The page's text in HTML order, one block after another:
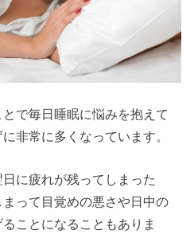
とで毎日睡眠に悩みを抱えて
非常に多くなっています。
に疲れが残ってしまった
って目覚めの悪さや日中の
ことになることもありま